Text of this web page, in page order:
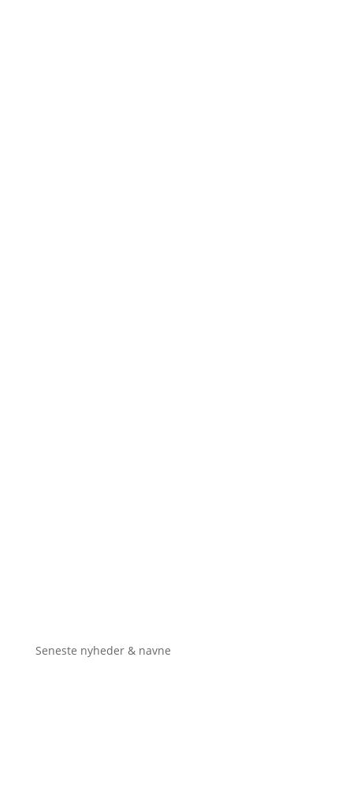
Seneste nyheder & navne